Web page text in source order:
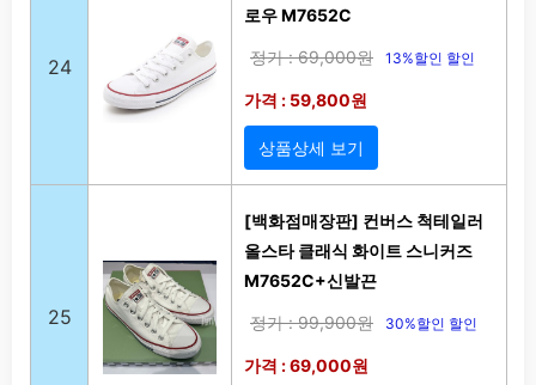
24
로우 M7652C
정가 : 69,000원 13%할인 할인
가격 : 59,800원
상품상세 보기
25
[백화점매장판] 컨버스 척테일러
올스타 클래식 화이트 스니커즈
M7652C+신발끈
정가 : 99,900원 30%할인 할인
가격 : 69,000원